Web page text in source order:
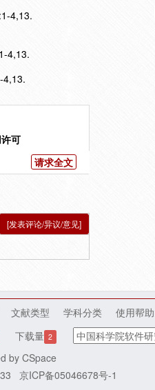
4,13.
4,13.
可
请求全文
[发表评论/异议/意见]
文献类型 学科分类 使用帮助
下载量 2
by CSpace
京ICP备05046678号-1